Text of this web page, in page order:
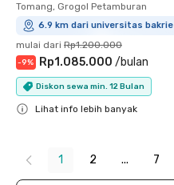
Tomang, Grogol Petamburan
6.9 km dari universitas bakrie
mulai dari Rp1.200.000
-9% Rp1.085.000 /bulan
Diskon sewa min. 12 Bulan
Lihat info lebih banyak
1 2 ... 7